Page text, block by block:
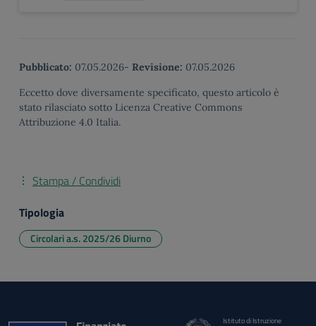
Pubblicato: 07.05.2026- Revisione: 07.05.2026
Eccetto dove diversamente specificato, questo articolo è
stato rilasciato sotto Licenza Creative Commons
Attribuzione 4.0 Italia.
Stampa / Condividi
Tipologia
Circolari a.s. 2025/26 Diurno
Istituto di Istruzione